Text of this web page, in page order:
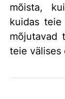
mõista,
kuidas teie
mõjutavad
teie välises